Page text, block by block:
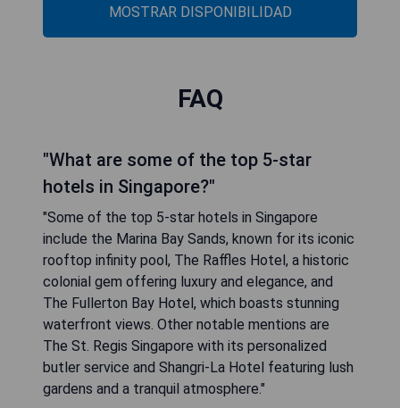
MOSTRAR DISPONIBILIDAD
FAQ
"What are some of the top 5-star
hotels in Singapore?"
"Some of the top 5-star hotels in Singapore
include the Marina Bay Sands, known for its iconic
rooftop infinity pool, The Raffles Hotel, a historic
colonial gem offering luxury and elegance, and
The Fullerton Bay Hotel, which boasts stunning
waterfront views. Other notable mentions are
The St. Regis Singapore with its personalized
butler service and Shangri-La Hotel featuring lush
gardens and a tranquil atmosphere."